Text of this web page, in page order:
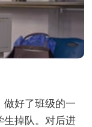
好了班级的一
生掉队。对后进